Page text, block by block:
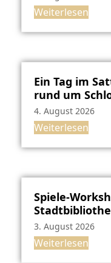
Weiterlesen
Ein Tag im
rund um
4. August 2026
Weiterlesen
Spiele-
3. August 2026
Weiterlesen